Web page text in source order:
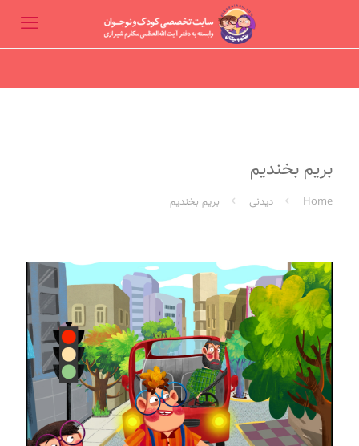
بریم بخندیم
Home دیدنی بریم بخندیم